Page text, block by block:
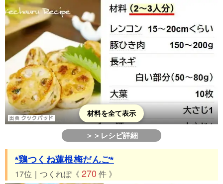
材料を全て表示
＞＞レシピ詳細
*鶏つくね蓮根梅だんご*
17位｜つくれぽ《 270 件 》